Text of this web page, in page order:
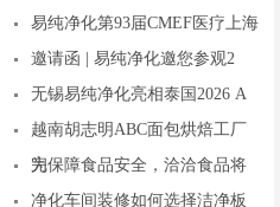
易纯净化第93届CMEF医疗上海
邀请函 | 易纯净化邀您参观2
无锡易纯净化亮相泰国2026 A
越南胡志明ABC面包烘焙工厂
完
为保障食品安全，洽洽食品将
净化车间装修如何选择洁净板